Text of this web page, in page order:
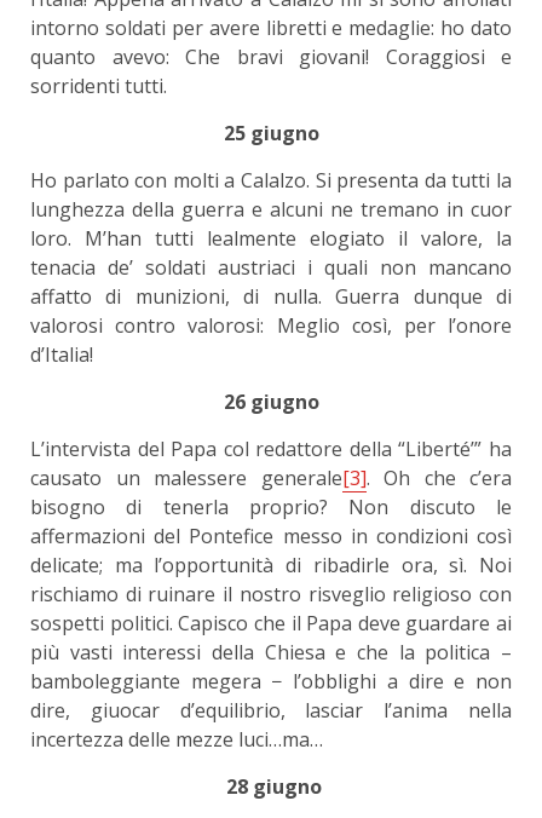
intorno soldati per avere libretti e medaglie: ho dato
quanto avevo: Che bravi giovani! Coraggiosi e
sorridenti tutti.
25 giugno
Ho parlato con molti a Calalzo. Si presenta da tutti la
lunghezza della guerra e alcuni ne tremano in cuor
loro. M’han tutti lealmente elogiato il valore, la
tenacia de’ soldati austriaci i quali non mancano
affatto di munizioni, di nulla. Guerra dunque di
valorosi contro valorosi: Meglio così, per l’onore
d’Italia!
26 giugno
L’intervista del Papa col redattore della “Liberté’” ha
causato un malessere generale[3]. Oh che c’era
bisogno di tenerla proprio? Non discuto le
affermazioni del Pontefice messo in condizioni così
delicate; ma l’opportunità di ribadirle ora, sì. Noi
rischiamo di ruinare il nostro risveglio religioso con
sospetti politici. Capisco che il Papa deve guardare ai
più vasti interessi della Chiesa e che la politica –
bamboleggiante megera − l’obblighi a dire e non
dire, giuocar d’equilibrio, lasciar l’anima nella
incertezza delle mezze luci…ma…
28 giugno